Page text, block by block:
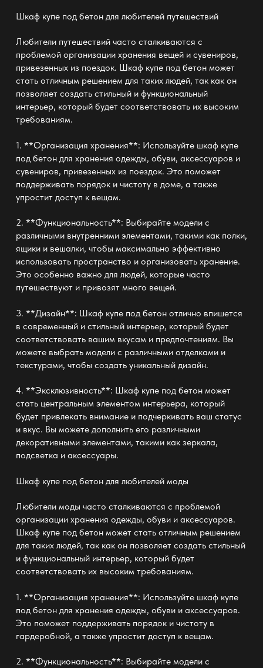
Шкаф купе под бетондля любителей путешествий
Любители путешествий часто сталкиваются с
проблемой организации хранения вещей и сувениров,
привезенных из поездок. Шкаф купе под бетон может
стать отличным решением для таких людей, так как он
позволяет создать стильный и функциональный
интерьер, который будет соответствовать их высоким
требованиям.
1. **Организация хранения**: Используйте шкаф купе
под бетон для хранения одежды, обуви, аксессуаров и
сувениров, привезенных из поездок. Это поможет
поддерживать порядок и чистоту в доме, а также
упростит доступ к вещам.
2. **Функциональность**: Выбирайте модели с
различными внутренними элементами, такими как полки,
ящики и вешалки, чтобы максимально эффективно
использовать пространство и организовать хранение.
Это особенно важно для людей, которые часто
путешествуют и привозят много вещей.
3. **Дизайн**: Шкаф купе под бетон отлично впишется
в современный и стильный интерьер, который будет
соответствовать вашим вкусам и предпочтениям. Вы
можете выбрать модели с различными отделками и
текстурами, чтобы создать уникальный дизайн.
4. **Эксклюзивность**: Шкаф купе под бетон может
стать центральным элементом интерьера, который
будет привлекать внимание и подчеркивать ваш статус
и вкус. Вы можете дополнить его различными
декоративными элементами, такими как зеркала,
подсветка и аксессуары.
Шкаф купе под бетондля любителей моды
Любители моды часто сталкиваются с проблемой
организации хранения одежды, обуви и аксессуаров.
Шкаф купе под бетон может стать отличным решением
для таких людей, так как он позволяет создать стильный
и функциональный интерьер, который будет
соответствовать их высоким требованиям.
1. **Организация хранения**: Используйте шкаф купе
под бетон для хранения одежды, обуви и аксессуаров.
Это поможет поддерживать порядок и чистоту в
гардеробной, а также упростит доступ к вещам.
2. **Функциональность**: Выбирайте модели с